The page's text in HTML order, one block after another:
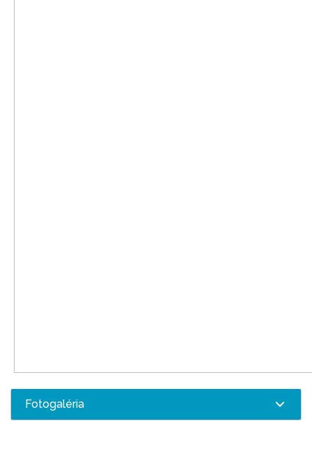
Fotogaléria